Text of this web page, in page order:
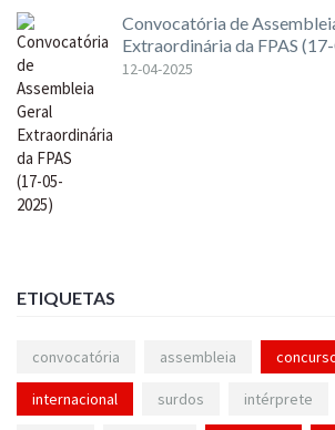
Convocatória de
Extraordinária da FPAS
12-04-2025
ETIQUETAS
convocatória assembleia
internacional surdos intérprete